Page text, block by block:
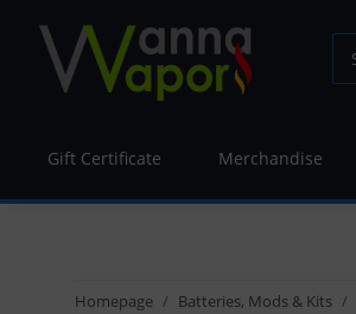
Gift Certificate Merchandise
Homepage Batteries, Mods & Kits